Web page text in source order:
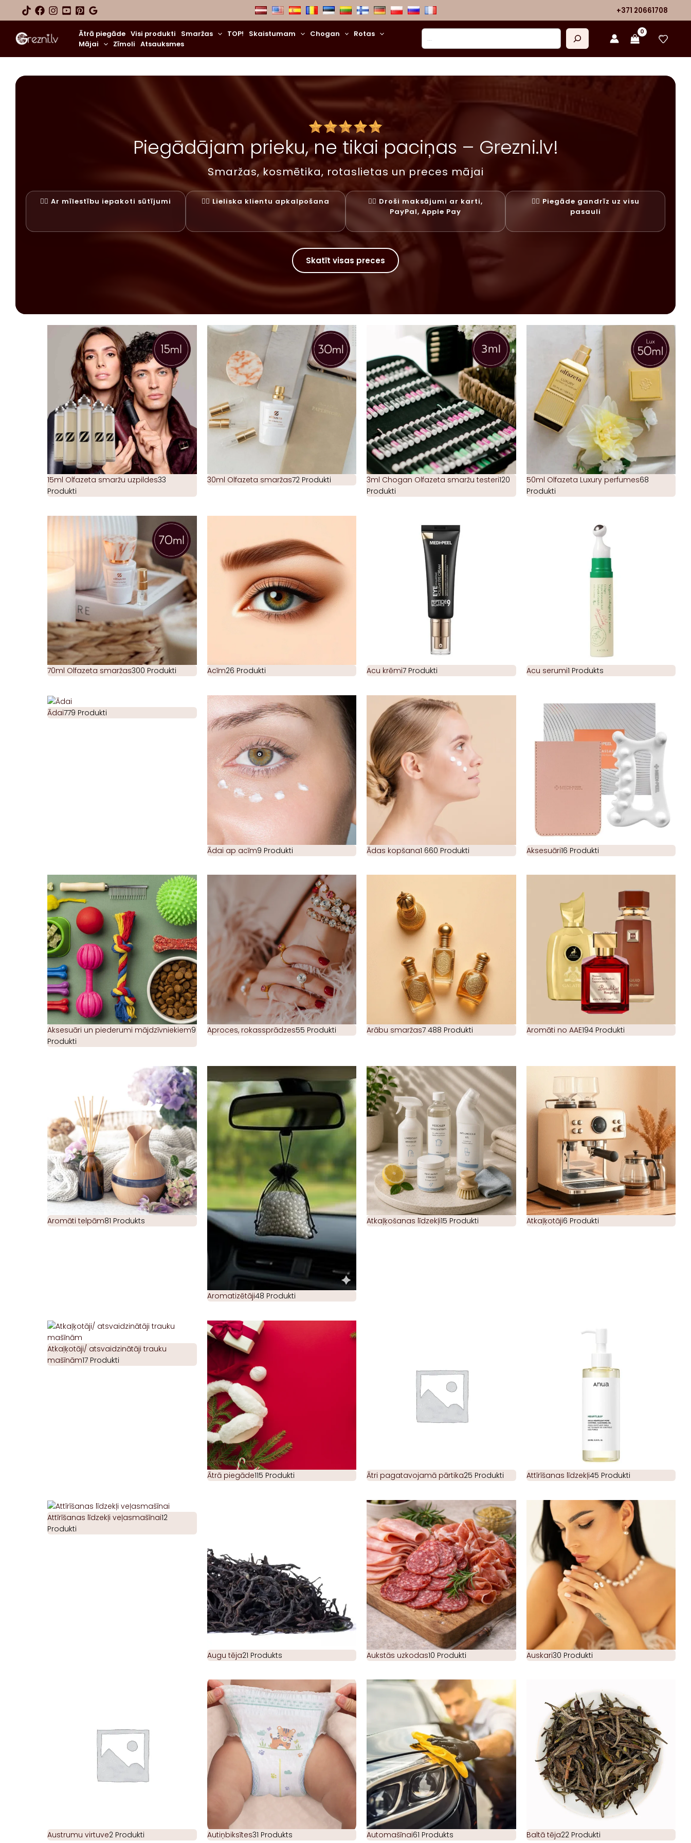
+371 20661708
Ātrā piegāde Visi produkti Smaržas TOP! Skaistumam Chogan
Rotas
Mājai
Zīmoli Atsauksmes
Meklēt
Piegādājam prieku, ne tikai paciņas – Grezni.lv!
Smaržas, kosmētika, rotaslietas un preces mājai
✓⃝ Ar mīlestību iepakoti sūtījumi ✓⃝ Lieliska klientu apkalpošana
✓⃝ Droši maksājumi ar karti,
PayPal, Apple Pay
✓⃝ Piegāde gandrīz uz visu
pasauli
Skatīt visas preces
15ml Olfazeta smaržu uzpildes33
Produkti
30ml Olfazeta smaržas72 Produkti 3ml Chogan Olfazeta smaržu testeri120
Produkti
50ml Olfazeta Luxury perfumes68
Produkti
70ml Olfazeta smaržas300 Produkti Acīm26 Produkti Acu krēmi7 Produkti Acu serumi1 Produkts
Ādai779 Produkti
Ādai ap acīm9 Produkti Ādas kopšana1 660 Produkti Aksesuāri16 Produkti
Aksesuāri un piederumi mājdzīvniekiem9
Produkti
Aproces, rokassprādzes55 Produkti Arābu smaržas7 488 Produkti Aromāti no AAE194 Produkti
Aromāti telpām81 Produkts
Aromatizētāji48 Produkti
Atkaļķošanas līdzekļi15 Produkti Atkaļķotāji6 Produkti
Atkaļķotāji/ atsvaidzinātāji trauku
mašīnām17 Produkti
Ātrā piegāde115 Produkti Ātri pagatavojamā pārtika25 Produkti Attīrīšanas līdzekļi45 Produkti
Attīrīšanas līdzekļi veļasmašīnai12
Produkti
Augu tēja21 Produkts Aukstās uzkodas10 Produkti Auskari30 Produkti
Austrumu virtuve2 Produkti Autiņbiksītes31 Produkts Automašīnai61 Produkts Baltā tēja22 Produkti